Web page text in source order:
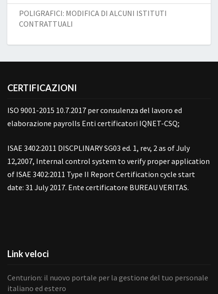
POLIGRAFICI: MODIFICA DI ALCUNI ISTITUTI
CONTRATTUALI
CERTIFICAZIONI
ISO 9001-2015 10.7.2017 per consulenza del lavoro ed
elaborazione payrolls Enti certificatori IQNET-CSQ;
ISAE 3402:2011 DISCPLINARY SG03 ed. 1, rev, 2 as of July
12,2007, Internal control system to verify proper application
of ISAE 3402:2011 Type II Report Certification cycle start
date: 31 July 2017. Ente certificatore BUREAU VERITAS.
Link veloci
Centurion: il nuovo portale per la gestione del tuo personale
italiano ed estero